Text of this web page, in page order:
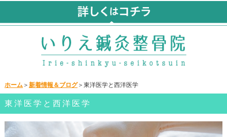
ホーム＞ 新着情報＆ブログ＞東洋医学と西洋医学
東洋医学と西洋医学